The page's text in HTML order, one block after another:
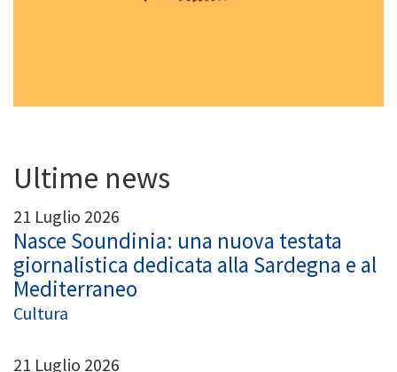
Ultime news
21 Luglio 2026
Nasce Soundinia: una nuova testata
giornalistica dedicata alla Sardegna e al
Mediterraneo
Cultura
21 Luglio 2026